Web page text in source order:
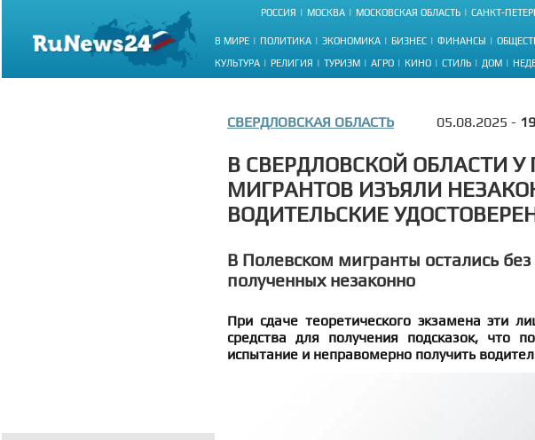
РОССИЯ МОСКВА МОСКОВСКАЯ ОБЛАСТЬ САНКТ-
В МИРЕ ПОЛИТИКА ЭКОНОМИКА БИЗНЕС ФИНАНСЫ
КУЛЬТУРА РЕЛИГИЯ ТУРИЗМ АГРО КИНО СТИЛЬ ДОМ
СВЕРДЛОВСКАЯ ОБЛАСТЬ 05.08.2025 -
В СВЕРДЛОВСКОЙ ОБЛАСТИ У
МИГРАНТОВ ИЗЪЯЛИ
ВОДИТЕЛЬСКИЕ
В Полевском мигранты остались
полученных незаконно
При сдаче теоретического экзамена эти
средства для получения подсказок, что
испытание и неправомерно получить